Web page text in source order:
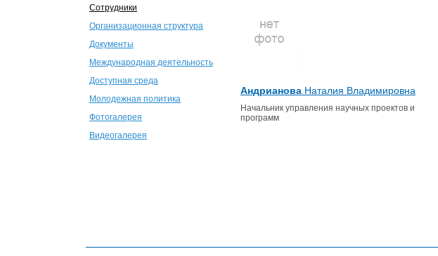
Сотрудники
Организационная структура
Документы
Международная деятельность
Доступная среда
Молодежная политика
Фотогалерея
Видеогалерея
Андрианова Наталия Владимировна
Начальник управления научных проектов и
программ